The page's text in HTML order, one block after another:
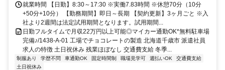
就業時間 【日勤】8:30～17:30 ※実働7.83時間 ※休憩70分（10分
+50分+10分） 【勤務期間】即日～長期 【契約更新】3ヶ月ごと ※入
社より2週間は法定試用期間となります。試用期間...
日勤フルタイムで月収22万円以上可能◎マイカー通勤OK*無料駐車場
完備♪/1438-A-01 工場でチョコレートの製造 北海道千歳市 派遣社員
求人の特徴 土日祝休み 残業ほぼなし 交通費支給 冬季...
制服あり 学歴不問 車通勤OK 固定時間制 職場見学可 週払いOK
交通費支給
土日祝休み